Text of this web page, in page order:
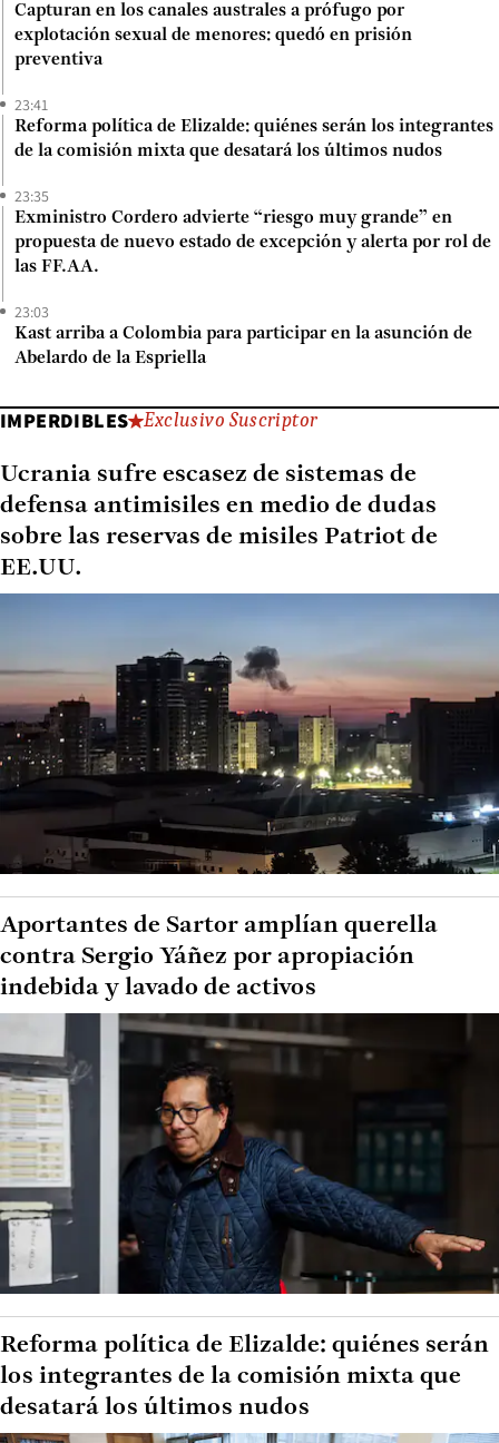
Capturan en los canales australes a prófugo por
explotación sexual de menores: quedó en prisión
preventiva
23:41
Reforma política de Elizalde: quiénes serán los integrantes
de la comisión mixta que desatará los últimos nudos
23:35
Exministro Cordero advierte “riesgo muy grande” en
propuesta de nuevo estado de excepción y alerta por rol de
las FF.AA.
23:03
Kast arriba a Colombia para participar en la asunción de
Abelardo de la Espriella
IMPERDIBLES Exclusivo Suscriptor
Ucrania sufre escasez de sistemas de
defensa antimisiles en medio de dudas
sobre las reservas de misiles Patriot de
EE.UU.
Aportantes de Sartor amplían querella
contra Sergio Yáñez por apropiación
indebida y lavado de activos
Reforma política de Elizalde: quiénes serán
los integrantes de la comisión mixta que
desatará los últimos nudos